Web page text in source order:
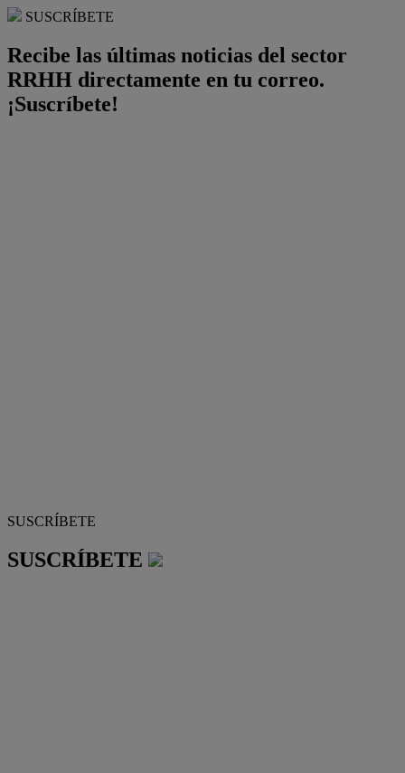
SUSCRÍBETE
Recibe las últimas noticias del sector
RRHH directamente en tu correo.
¡Suscríbete!
SUSCRÍBETE
SUSCRÍBETE